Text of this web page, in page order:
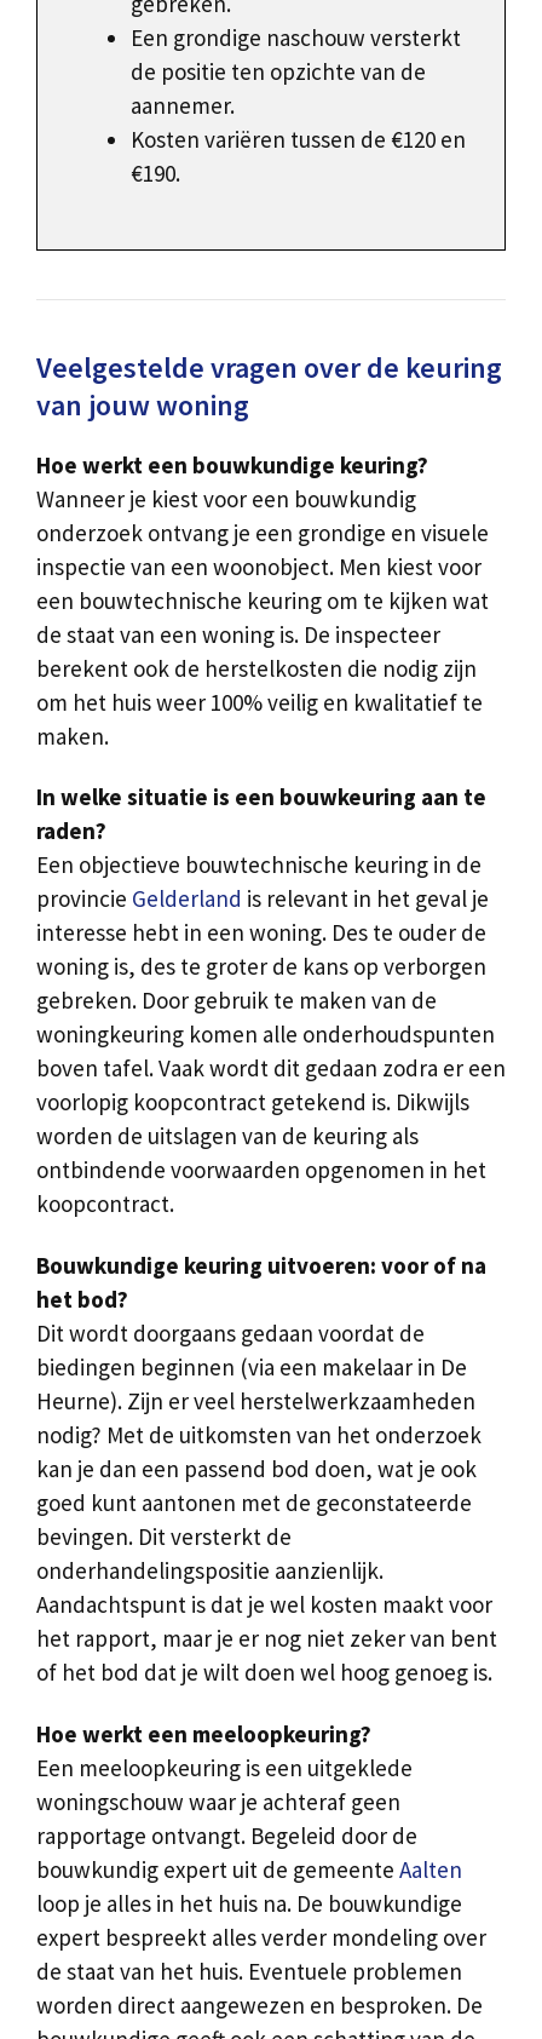
Een grondige naschouw versterkt
de positie ten opzichte van de
aannemer.
Kosten variëren tussen de €120 en
€190.
Veelgestelde vragen over de keuring
van jouw woning
Hoe werkt een bouwkundige keuring?
Wanneer je kiest voor een bouwkundig
onderzoek ontvang je een grondige en visuele
inspectie van een woonobject. Men kiest voor
een bouwtechnische keuring om te kijken wat
de staat van een woning is. De inspecteer
berekent ook de herstelkosten die nodig zijn
om het huis weer 100% veilig en kwalitatief te
maken.
In welke situatie is een bouwkeuring aan te
raden?
Een objectieve bouwtechnische keuring in de
provincie Gelderland is relevant in het geval je
interesse hebt in een woning. Des te ouder de
woning is, des te groter de kans op verborgen
gebreken. Door gebruik te maken van de
woningkeuring komen alle onderhoudspunten
boven tafel. Vaak wordt dit gedaan zodra er een
voorlopig koopcontract getekend is. Dikwijls
worden de uitslagen van de keuring als
ontbindende voorwaarden opgenomen in het
koopcontract.
Bouwkundige keuring uitvoeren: voor of na
het bod?
Dit wordt doorgaans gedaan voordat de
biedingen beginnen (via een makelaar in De
Heurne). Zijn er veel herstelwerkzaamheden
nodig? Met de uitkomsten van het onderzoek
kan je dan een passend bod doen, wat je ook
goed kunt aantonen met de geconstateerde
bevingen. Dit versterkt de
onderhandelingspositie aanzienlijk.
Aandachtspunt is dat je wel kosten maakt voor
het rapport, maar je er nog niet zeker van bent
of het bod dat je wilt doen wel hoog genoeg is.
Hoe werkt een meeloopkeuring?
Een meeloopkeuring is een uitgeklede
woningschouw waar je achteraf geen
rapportage ontvangt. Begeleid door de
bouwkundig expert uit de gemeente Aalten
loop je alles in het huis na. De bouwkundige
expert bespreekt alles verder mondeling over
de staat van het huis. Eventuele problemen
worden direct aangewezen en besproken. De